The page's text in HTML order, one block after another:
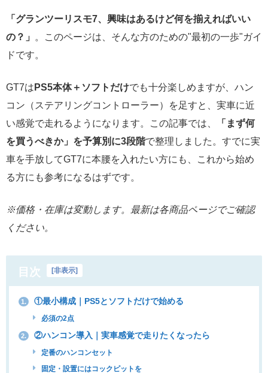
「グランツーリスモ7、興味はあるけど何を揃えればいい
の？」
。このページは、そんな方のための"最初の一歩"ガイ
ドです。
GT7はPS5本体＋ソフトだけでも十分楽しめますが、ハン
コン（ステアリングコントローラー）を足すと、実車に近
い感覚で走れるようになります。この記事では、
「まず何
を買うべきか」を予算別に3段階で整理しました。すでに実
車を手放してGT7に本腰を入れたい方にも、これから始め
る方にも参考になるはずです。
※価格・在庫は変動します。最新は各商品ページでご確認
ください。
目次 [非表示]
1. ①最小構成｜PS5とソフトだけで始める
必須の2点
2. ②ハンコン導入｜実車感覚で走りたくなったら
定番のハンコンセット
固定・設置にはコックピットを